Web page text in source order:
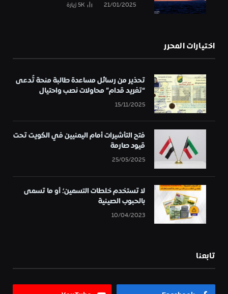
21/01/2025
5Kزيارة
اختيارات المحرر
تحذير من رسائل مساعدة طالبة منحة تُدعى
“تغريد قدام” محاولات نصب واحتيال
15/11/2025
فتح التأشيرات أمام اليمنيين في الكويت تحت
قيود صارمة
25/05/2025
لا تستخدم خلطات التسمين؛ أو ما تسمى
بالحبوب الصينية
10/04/2023
تابعنا